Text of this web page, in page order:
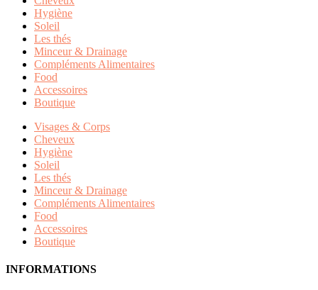
Hygiène
Soleil
Les thés
Minceur & Drainage
Compléments Alimentaires
Food
Accessoires
Boutique
Visages & Corps
Cheveux
Hygiène
Soleil
Les thés
Minceur & Drainage
Compléments Alimentaires
Food
Accessoires
Boutique
INFORMATIONS